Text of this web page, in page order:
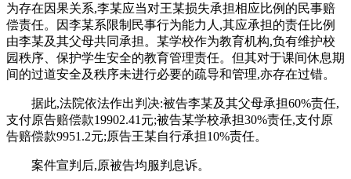
为存在因果关系,李某应当对王某损失承担相应比例的民事赔
偿责任。因李某系限制民事行为能力人,其应承担的责任比例
由李某及其父母共同承担。某学校作为教育机构,负有维护校
园秩序、保护学生安全的教育管理责任。但其对于课间休息期
间的过道安全及秩序未进行必要的疏导和管理,亦存在过错。
据此,法院依法作出判决:被告李某及其父母承担60%责任,
支付原告赔偿款19902.41元;被告某学校承担30%责任,支付原
告赔偿款9951.2元;原告王某自行承担10%责任。
案件宣判后,原被告均服判息诉。